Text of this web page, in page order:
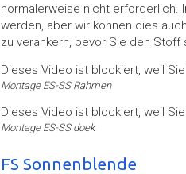
normalerweise nicht erforderlich.
werden, aber wir können dies
zu verankern, bevor Sie den Stoff
Dieses Video ist blockiert, weil
Montage ES-SS Rahmen
Dieses Video ist blockiert, weil
Montage ES-SS doek
FS Sonnenblende